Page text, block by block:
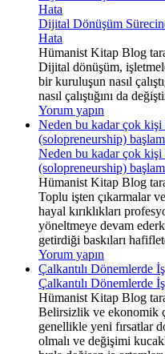
Hata
Dijital Dönüşüm
Hata
Hümanist Kitap Blog
Dijital dönüşüm,
bir kuruluşun nasıl
nasıl çalıştığını da
Yorum yapın
Neden bu kadar çok
(solopreneurship)
Neden bu kadar çok
(solopreneurship)
Hümanist Kitap Blog
Toplu işten çıkarmalar
hayal kırıklıkları
yöneltmeye devam
getirdiği baskıları
Yorum yapın
Çalkantılı Dönemlerde
Çalkantılı Dönemlerde
Hümanist Kitap Blog
Belirsizlik ve ekonomik
genellikle yeni fırsatlar
olmalı ve değişimi